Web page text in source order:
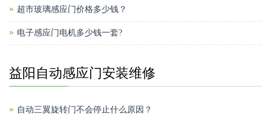
超市玻璃感应门价格多少钱？
电子感应门电机多少钱一套?
益阳自动感应门安装维修
自动三翼旋转门不会停止什么原因？